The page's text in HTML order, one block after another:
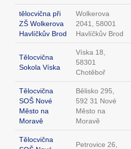
tělocvična při
ZŠ Wolkerova
Havlíčkův Brod
Wolkerova
2041, 58001
Havlíčkův Brod
Tělocvična
Sokola Víska
Víska 18,
58301
Chotěboř
Tělocvična
SOŠ Nové
Město na
Moravě
Bělisko 295,
592 31 Nové
Město na
Moravě
Tělocvična
Petrovice 26,